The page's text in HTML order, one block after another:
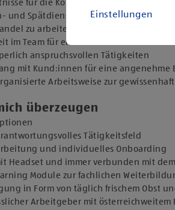
für die Kommunikation mit unseren
und Spätdienste (Montag bis Samstag)
zu arbeiten und den
im Team für ein motiviertes Miteinander
anspruchsvollen Tätigkeiten
mit Kund:innen für eine angenehme
Arbeitsweise zur
überzeugen
Tätigkeitsfeld
und individuelles Onboarding
Headset und immer verbunden mit dem
Module zur fachlichen
in Form von täglich frischem Obst
Arbeitgeber mit österreichweitem
Einstellungen